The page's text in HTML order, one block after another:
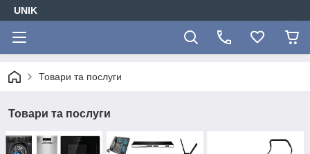
UNIK
Товари та послуги
Товари та послуги